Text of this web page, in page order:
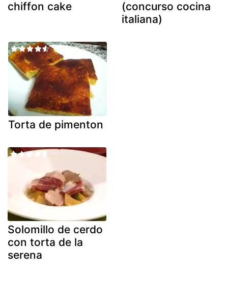
chiffon cake
(concurso cocina
italiana)
Torta de pimenton
Solomillo de cerdo
con torta de la
serena